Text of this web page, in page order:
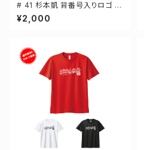
# 41 杉本凱 背番号入りロゴ キ
ャンバスサコッシュ 選手還元 2
カラー 001461
¥2,000